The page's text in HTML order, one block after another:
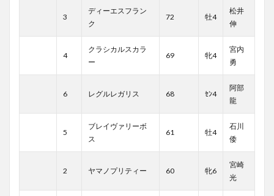
3
ディーエスフラン
ク
72 牡4
松井
伸
4
クラシカルスカラ
ー
69 牝4
宮内
勇
6 レグルレガリス 68 ｾﾝ4
阿部
龍
5
ブレイヴァリーボ
ス
61 牡4
石川
倭
2 ヤマノプリティー 60 牝6
宮崎
光